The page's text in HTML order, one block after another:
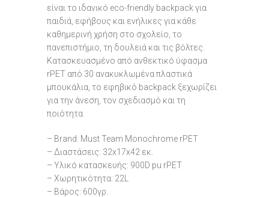
είναι το ιδανικό eco-friendly backpack για
παιδιά, εφήβους και ενήλικες για κάθε
καθημερινή χρήση στο σχολείο, το
πανεπιστήμιο, τη δουλειά και τις βόλτες.
Κατασκευασμένο από ανθεκτικό ύφασμα
rPET από 30 ανακυκλωμένα πλαστικά
μπουκάλια, το εφηβικό backpack ξεχωρίζει
για την άνεση, τον σχεδιασμό και τη
ποιότητα.
– Brand: Must Team Monochrome rPET
– Διαστάσεις: 32x17x42 εκ.
– Υλικό κατασκευής: 900D pu rPET
– Χωρητικότητα: 22L
– Βάρος: 600γρ.